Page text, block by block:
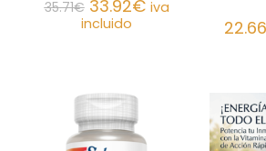
35.71€ 33.92€ iva
incluido
22.66